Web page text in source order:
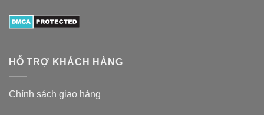
HỖ TRỢ KHÁCH HÀNG
Chính sách giao hàng